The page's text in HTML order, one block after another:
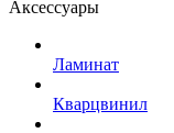
Аксессуары
Ламинат
Кварцвинил